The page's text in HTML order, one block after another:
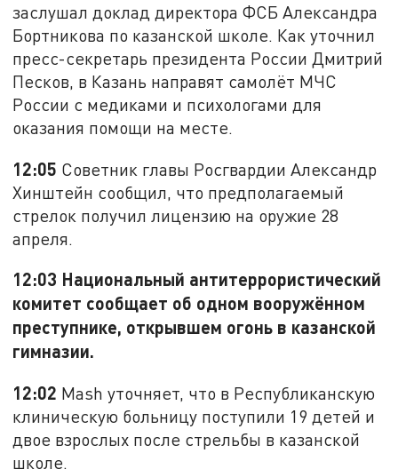
заслушал доклад директора ФСБ Александра
Бортникова по казанской школе. Как уточнил
пресс-секретарь президента России Дмитрий
Песков, в Казань направят самолёт МЧС
России с медиками и психологами для
оказания помощи на месте.
12:05 Советник главы Росгвардии Александр
Хинштейн сообщил, что предполагаемый
стрелок получил лицензию на оружие 28
апреля.
12:03 Национальный антитеррористический
комитет сообщает об одном вооружённом
преступнике, открывшем огонь в казанской
гимназии.
12:02 Mash уточняет, что в Республиканскую
клиническую больницу поступили 19 детей и
двое взрослых после стрельбы в казанской
школе.